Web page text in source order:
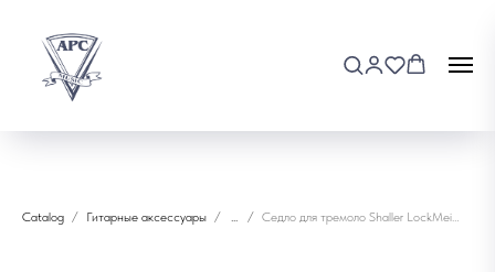
Catalog Гитарные аксессуары ... Седло для тремоло Shaller LockMeister M4x40D